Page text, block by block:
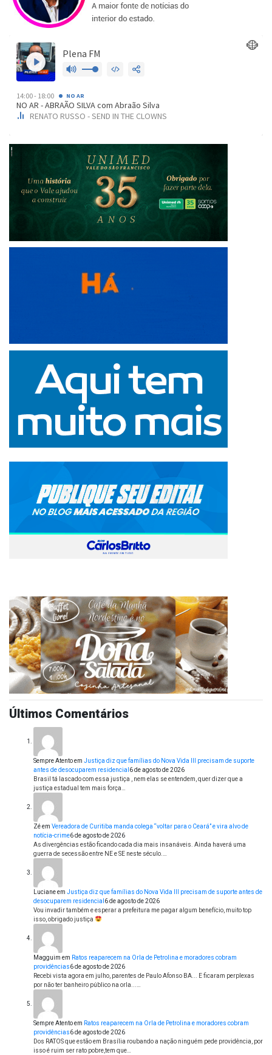
Últimos Comentários
Sempre Atentoem Justiça diz que famílias do Nova Vida III precisam de suporte
antes de desocuparem residencial 6 de agosto de 2026
Brasil tá lascado com essa justiça , nem elas se entendem, quer dizer que a
justiça estadual tem mais força…
Zéem Vereadora de Curitiba manda colega “voltar para o Ceará” e vira alvo de
notícia-crime6 de agosto de 2026
As divergências estão ficando cada dia mais insanáveis. Ainda haverá uma
guerra de secessão entre NE e SE neste século.…
Lucianeem Justiça diz que famílias do Nova Vida III precisam de suporte antes de
desocuparem residencial 6 de agosto de 2026
Vou invadir também e esperar a prefeitura me pagar algum benefício, muito top
isso, obrigado justiça
Magguim em Ratos reaparecem na Orla de Petrolina e moradores cobram
providências6 de agosto de 2026
Recebi vista agora em julho, parentes de Paulo Afonso BA... E ficaram perplexas
por não ter banheiro público na orla...…
Sempre Atentoem Ratos reaparecem na Orla de Petrolina e moradores cobram
providências6 de agosto de 2026
Dos RATOS que estão em Brasília roubando a nação ninguém pede providência, por
isso é ruim ser rato pobre,tem que…